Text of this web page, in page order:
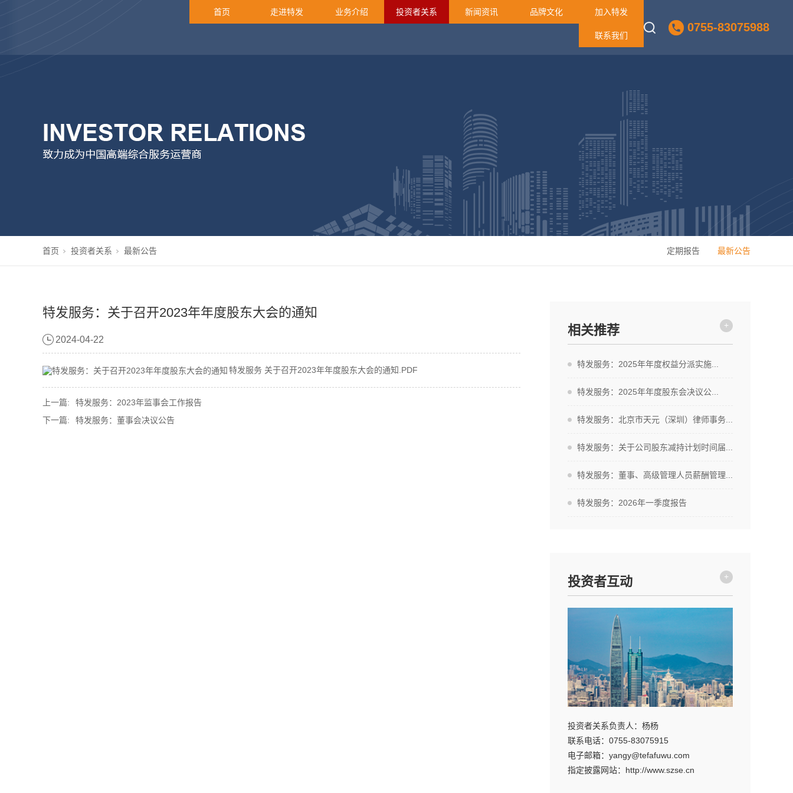
0755-83075988
首页 走进特发 业务介绍 投资者关系 新闻资讯 品牌文化 加入特发
联系我们
首页 投资者关系 最新公告 定期报告 最新公告
特发服务：关于召开2023年年度股东大会的通知
2024-04-22
特发服务 关于召开2023年年度股东大会的通知.PDF
上一篇:
特发服务：2023年监事会工作报告
下一篇:
特发服务：董事会决议公告
相关推荐 +
特发服务：2025年年度权益分派实施...
特发服务：2025年年度股东会决议公...
特发服务：北京市天元（深圳）律师事务...
特发服务：关于公司股东减持计划时间届...
特发服务：董事、高级管理人员薪酬管理...
特发服务：2026年一季度报告
投资者互动 +
投资者关系负责人：杨杨
联系电话：0755-83075915
电子邮箱：yangy@tefafuwu.com
指定披露网站：http://www.szse.cn